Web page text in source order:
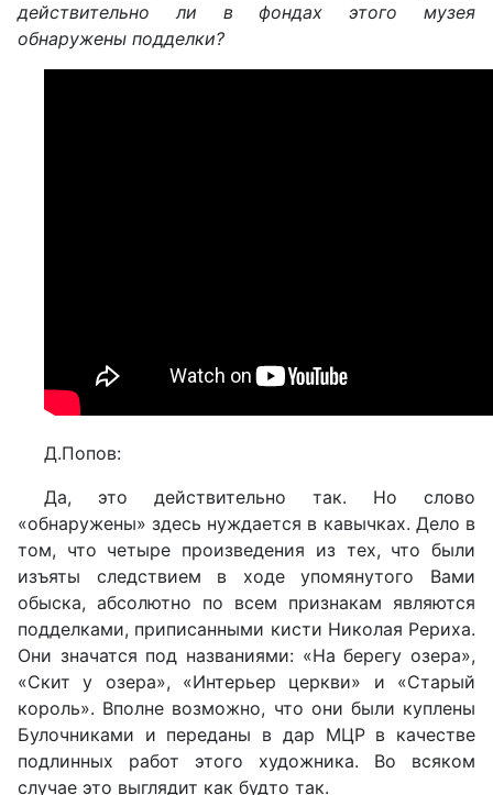
действительно ли в фондах этого музея
обнаружены подделки?
Д.Попов:
Да, это действительно так. Но слово
«обнаружены» здесь нуждается в кавычках. Дело в
том, что четыре произведения из тех, что были
изъяты следствием в ходе упомянутого Вами
обыска, абсолютно по всем признакам являются
подделками, приписанными кисти Николая Рериха.
Они значатся под названиями: «На берегу озера»,
«Скит у озера», «Интерьер церкви» и «Старый
король». Вполне возможно, что они были куплены
Булочниками и переданы в дар МЦР в качестве
подлинных работ этого художника. Во всяком
случае это выглядит как будто так.